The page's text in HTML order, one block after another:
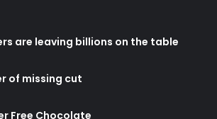
are leaving billions on the table
of missing cut
Free Chocolate